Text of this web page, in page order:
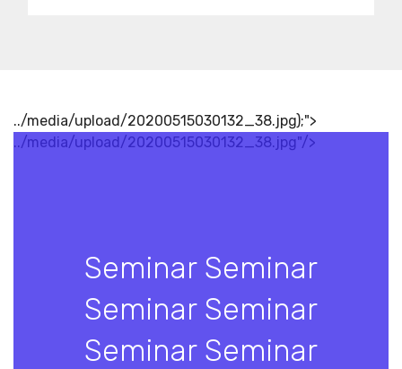
../media/upload/20200515030132_38.jpg);">
../media/upload/20200515030132_38.jpg"/>
Seminar Seminar
Seminar Seminar
Seminar Seminar